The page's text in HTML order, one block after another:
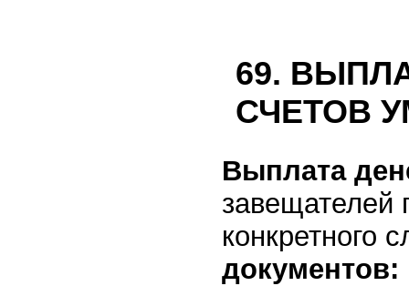
69.
СЧЕТОВ
Выплата
завещателей
конкретного
документов: